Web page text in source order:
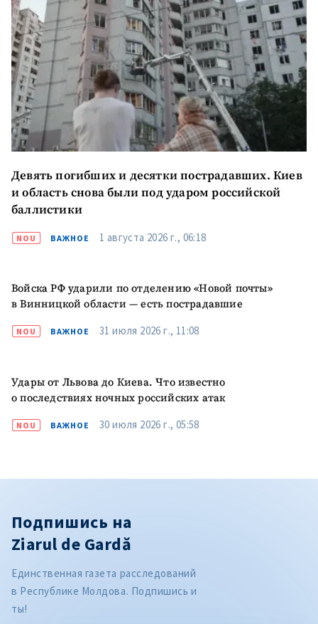
Девять погибших и десятки пострадавших. Киев
и область снова были под ударом российской
баллистики
NOU ВАЖНОЕ 1 августа 2026 г., 06:18
Войска РФ ударили по отделению «Новой почты»
в Винницкой области — есть пострадавшие
NOU ВАЖНОЕ 31 июля 2026 г., 11:08
Удары от Львова до Киева. Что известно
о последствиях ночных российских атак
NOU ВАЖНОЕ 30 июля 2026 г., 05:58
Подпишись на
Ziarul de Gardă
Единственная газета расследований
в Республике Молдова. Подпишись и
ты!